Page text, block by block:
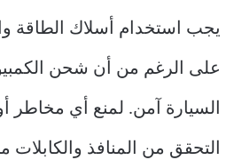
يجب استخدام أسلاك الطاقة
على الرغم من أن شحن
السيارة آمن. لمنع أي مخاطر
التحقق من المنافذ